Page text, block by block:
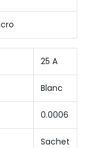
25 A
Blanc
0.0006
Sachet